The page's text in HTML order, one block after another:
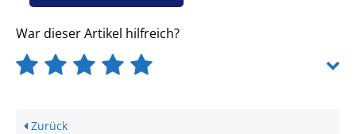
War dieser Artikel hilfreich?
Zurück